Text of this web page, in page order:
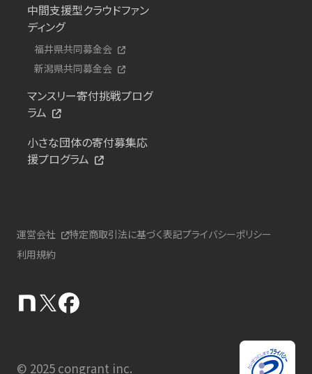
中間支援型クラウドファン
ディング
福井県共同募金会
新潟県共同募金会
マンスリー寄付挑戦プログ
ラム
小さな団体の寄付募集応
援プログラム
運営会社 特定商取引法に基づく表記プライバシーポリシー
利用規約
© 2025 congrant inc.